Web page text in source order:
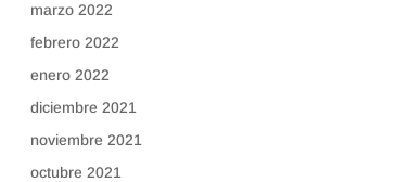
marzo 2022
febrero 2022
enero 2022
diciembre 2021
noviembre 2021
octubre 2021